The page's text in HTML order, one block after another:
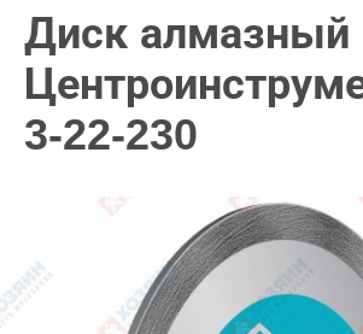
Диск алмазный
3-22-230